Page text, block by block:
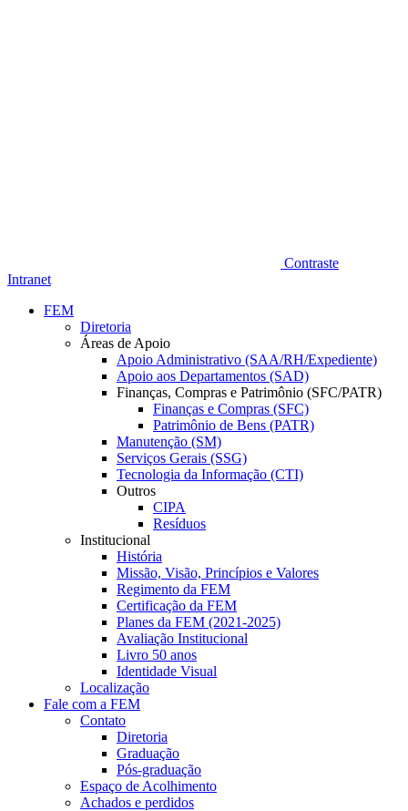
Contraste
Intranet
FEM
Diretoria
Áreas de Apoio
Apoio Administrativo (SAA/RH/Expediente)
Apoio aos Departamentos (SAD)
Finanças, Compras e Patrimônio (SFC/PATR)
Finanças e Compras (SFC)
Patrimônio de Bens (PATR)
Manutenção (SM)
Serviços Gerais (SSG)
Tecnologia da Informação (CTI)
Outros
CIPA
Resíduos
Institucional
História
Missão, Visão, Princípios e Valores
Regimento da FEM
Certificação da FEM
Planes da FEM (2021-2025)
Avaliação Institucional
Livro 50 anos
Identidade Visual
Localização
Fale com a FEM
Contato
Diretoria
Graduação
Pós-graduação
Espaço de Acolhimento
Achados e perdidos